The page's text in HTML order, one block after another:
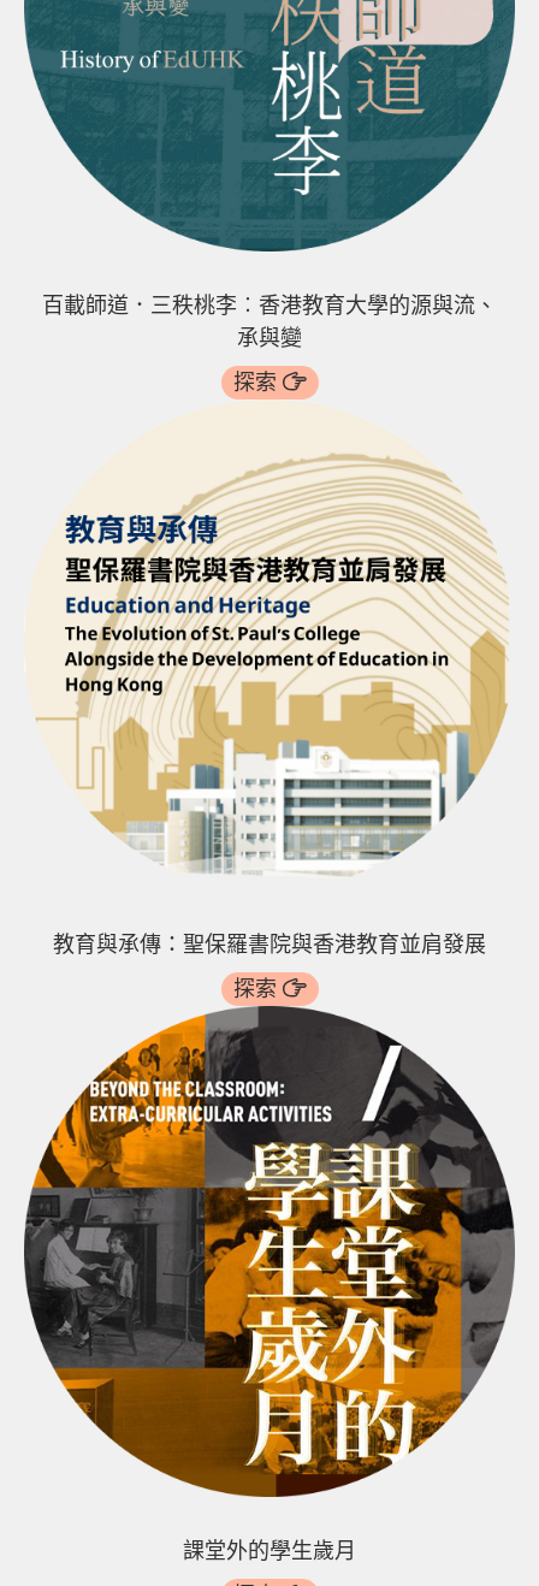
百載師道．三秩桃李︰香港教育大學的源與流、
承與變
探索
教育與承傳：聖保羅書院與香港教育並肩發展
探索
課堂外的學生歲月